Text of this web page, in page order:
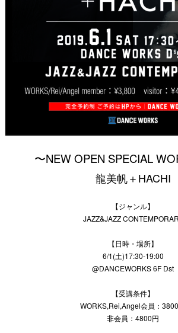
〜NEW OPEN SPECIAL
龍美帆＋HACHI
【ジャンル】
JAZZ&JAZZ
【日時・場所】
6/1(土)17:30-19:00
@DANCEWORKS 6F Dst
【受講条件】
WORKS,Rei,Angel会員：
非会員：4800円